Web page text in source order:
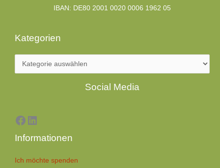
IBAN: DE80 2001 0020 0006 1962 05
Kategorien
Social Media
Facebook
LinkedIn
Informationen
Ich möchte spenden